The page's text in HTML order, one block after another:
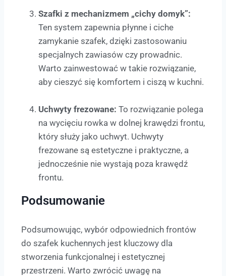
Szafki z mechanizmem „cichy domyk”:
Ten system zapewnia płynne i ciche
zamykanie szafek, dzięki zastosowaniu
specjalnych zawiasów czy prowadnic.
Warto zainwestować w takie rozwiązanie,
aby cieszyć się komfortem i ciszą w kuchni.
Uchwyty frezowane: To rozwiązanie polega
na wycięciu rowka w dolnej krawędzi frontu,
który służy jako uchwyt. Uchwyty
frezowane są estetyczne i praktyczne, a
jednocześnie nie wystają poza krawędź
frontu.
Podsumowanie
Podsumowując, wybór odpowiednich frontów
do szafek kuchennych jest kluczowy dla
stworzenia funkcjonalnej i estetycznej
przestrzeni. Warto zwrócić uwagę na